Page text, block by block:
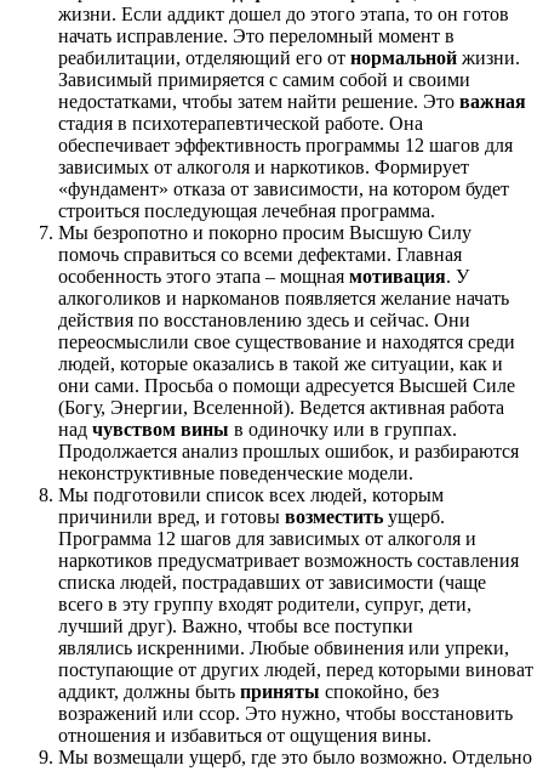
жизни. Если аддикт дошел до этого этапа, то он готов
начать исправление. Это переломный момент в
реабилитации, отделяющий его от нормальной жизни.
Зависимый примиряется с самим собой и своими
недостатками, чтобы затем найти решение. Это важная
стадия в психотерапевтической работе. Она
обеспечивает эффективность программы 12 шагов для
зависимых от алкоголя и наркотиков. Формирует
«фундамент» отказа от зависимости, на котором будет
строиться последующая лечебная программа.
Мы безропотно и покорно просим Высшую Силу
помочь справиться со всеми дефектами. Главная
особенность этого этапа – мощная мотивация. У
алкоголиков и наркоманов появляется желание начать
действия по восстановлению здесь и сейчас. Они
переосмыслили свое существование и находятся среди
людей, которые оказались в такой же ситуации, как и
они сами. Просьба о помощи адресуется Высшей Силе
(Богу, Энергии, Вселенной). Ведется активная работа
над чувством вины в одиночку или в группах.
Продолжается анализ прошлых ошибок, и разбираются
неконструктивные поведенческие модели.
Мы подготовили список всех людей, которым
причинили вред, и готовы возместить ущерб.
Программа 12 шагов для зависимых от алкоголя и
наркотиков предусматривает возможность составления
списка людей, пострадавших от зависимости (чаще
всего в эту группу входят родители, супруг, дети,
лучший друг). Важно, чтобы все поступки
являлись искренними. Любые обвинения или упреки,
поступающие от других людей, перед которыми виноват
аддикт, должны быть приняты спокойно, без
возражений или ссор. Это нужно, чтобы восстановить
отношения и избавиться от ощущения вины.
Мы возмещали ущерб, где это было возможно. Отдельно